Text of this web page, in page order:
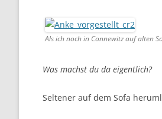
Als ich noch in Connewitz auf alten
Was machst du da eigentlich?
Seltener auf dem Sofa